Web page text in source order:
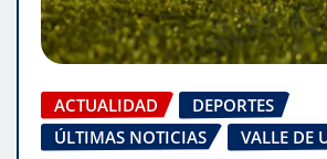
ACTUALIDAD
DEPORTES
ÚLTIMAS NOTICIAS
VALLE DE